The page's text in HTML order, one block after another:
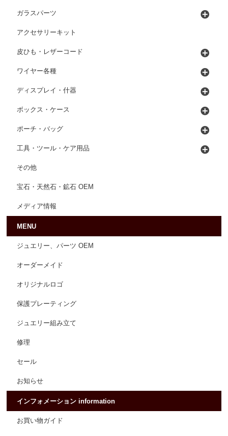
ガラスパーツ
アクセサリーキット
皮ひも・レザーコード
ワイヤー各種
ディスプレイ・什器
ボックス・ケース
ポーチ・バッグ
工具・ツール・ケア用品
その他
宝石・天然石・鉱石 OEM
メディア情報
MENU
ジュエリー、パーツ OEM
オーダーメイド
オリジナルロゴ
保護プレーティング
ジュエリー組み立て
修理
セール
お知らせ
インフォメーション information
お買い物ガイド